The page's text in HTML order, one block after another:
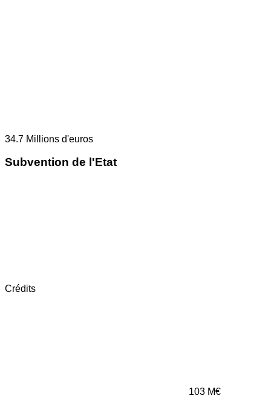
34.7 Millions d'euros
Subvention de l'Etat
Crédits
103 M€